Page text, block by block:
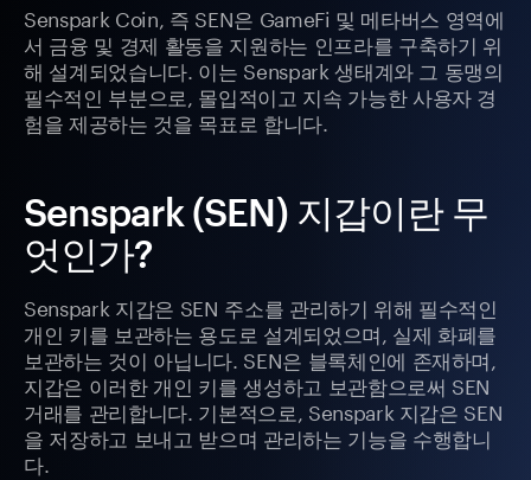
Senspark Coin, 즉 SEN은 GameFi 및 메타버스 영역에
서 금융 및 경제 활동을 지원하는 인프라를 구축하기 위
해 설계되었습니다. 이는 Senspark 생태계와 그 동맹의
필수적인 부분으로, 몰입적이고 지속 가능한 사용자 경
험을 제공하는 것을 목표로 합니다.
Senspark (SEN) 지갑이란 무
엇인가?
Senspark 지갑은 SEN 주소를 관리하기 위해 필수적인
개인 키를 보관하는 용도로 설계되었으며, 실제 화폐를
보관하는 것이 아닙니다. SEN은 블록체인에 존재하며,
지갑은 이러한 개인 키를 생성하고 보관함으로써 SEN
거래를 관리합니다. 기본적으로, Senspark 지갑은 SEN
을 저장하고 보내고 받으며 관리하는 기능을 수행합니
다.